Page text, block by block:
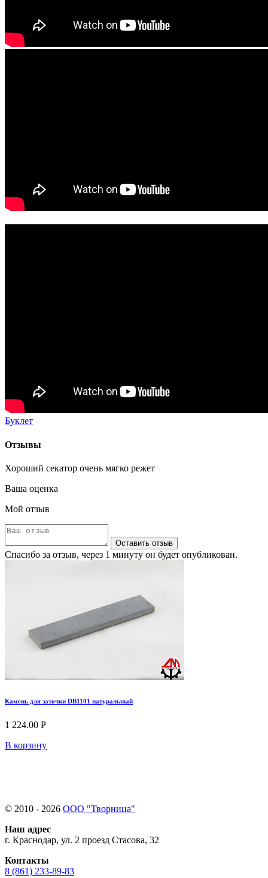
Буклет
Отзывы
Хороший секатор очень мягко режет
Ваша оценка
Мой отзыв
Оставить отзыв
Спасибо за отзыв, через 1 минуту он будет опубликован.
Камень для заточки DB1101 натуральный
1 224.00 Р
В корзину
© 2010 - 2026 ООО "Творница"
Наш адрес
г. Краснодар, ул. 2 проезд Стасова, 32
Контакты
8 (861) 233-89-83